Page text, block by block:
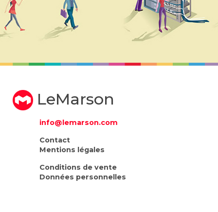
LeMarson
info@lemarson.com
Contact
Mentions légales
Conditions de vente
Données personnelles